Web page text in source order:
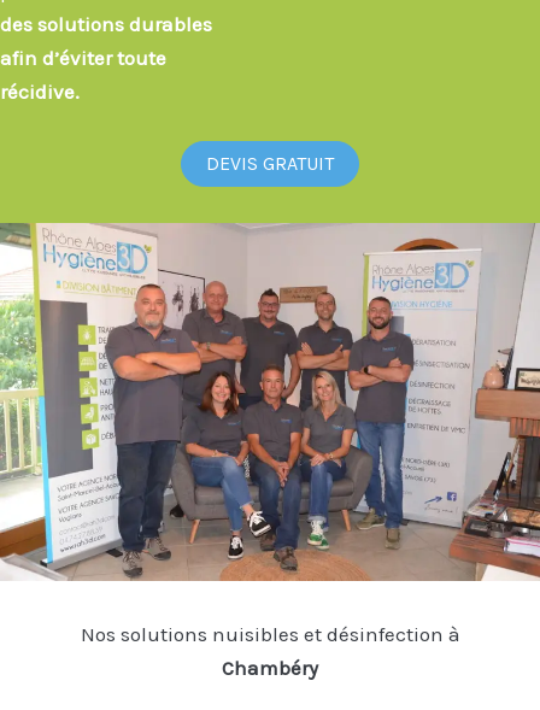
des solutions durables
afin d’éviter toute
récidive.
DEVIS GRATUIT
Nos solutions nuisibles et désinfection à
Chambéry